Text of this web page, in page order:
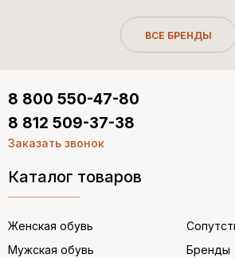
ВСЕ БРЕНДЫ
Каталог товаров
Женская обувь
Мужская обувь
Бренды
8 800 550-47-80
8 812 509-37-38
Заказать звонок